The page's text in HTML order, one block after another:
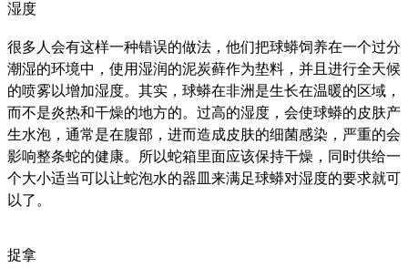
湿度
很多人会有这样一种错误的做法，他们把球蟒饲养在一个过分
潮湿的环境中，使用湿润的泥炭藓作为垫料，并且进行全天候
的喷雾以增加湿度。其实，球蟒在非洲是生长在温暖的区域，
而不是炎热和干燥的地方的。过高的湿度，会使球蟒的皮肤产
生水泡，通常是在腹部，进而造成皮肤的细菌感染，严重的会
影响整条蛇的健康。所以蛇箱里面应该保持干燥，同时供给一
个大小适当可以让蛇泡水的器皿来满足球蟒对湿度的要求就可
以了。
捉拿